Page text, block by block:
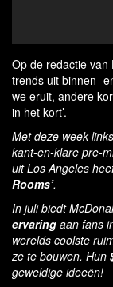
Op de redactie van
trends uit binnen-
we eruit, andere
in het kort’.
Met deze week
kant-en-klare pre-
uit Los Angeles
Rooms’.
In juli biedt
ervaring aan fans
werelds coolste
ze te bouwen. Hun
geweldige ideeën!